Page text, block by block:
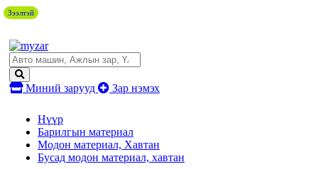
Миний зарууд Зар нэмэх
Нүүр
Барилгын материал
Модон материал, Хавтан
Бусад модон материал, хавтан
Зээлтэй